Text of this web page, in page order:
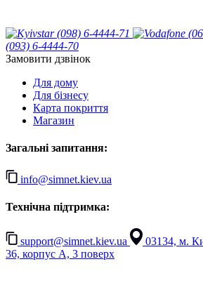
(098) 6-4444-71
(093) 6-4444-70
Замовити дзвінок
Для дому
Для бізнесу
Карта покриття
Магазин
Загальні запитання:
info@simnet.kiev.ua
Технічна підтримка:
support@simnet.kiev.ua
03134, м.
36, корпус А, 3 поверх